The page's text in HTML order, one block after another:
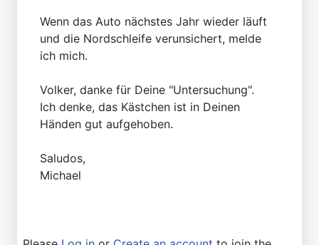
Wenn das Auto nächstes Jahr wieder läuft
und die Nordschleife verunsichert, melde
ich mich.
Volker, danke für Deine "Untersuchung".
Ich denke, das Kästchen ist in Deinen
Händen gut aufgehoben.
Saludos,
Michael